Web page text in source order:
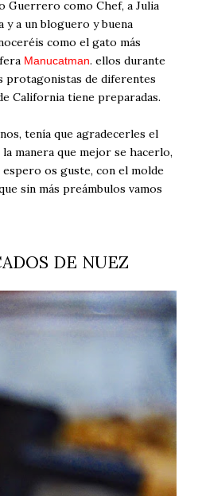
Guerrero como Chef, a Julia
a un bloguero y buena
como el gato más
Manucatman. ellos durante
protagonistas de diferentes
California tiene preparadas.
tenía que agradecerles el
manera que mejor se hacerlo,
os guste, con el molde
sin más preámbulos vamos
DE NUEZ